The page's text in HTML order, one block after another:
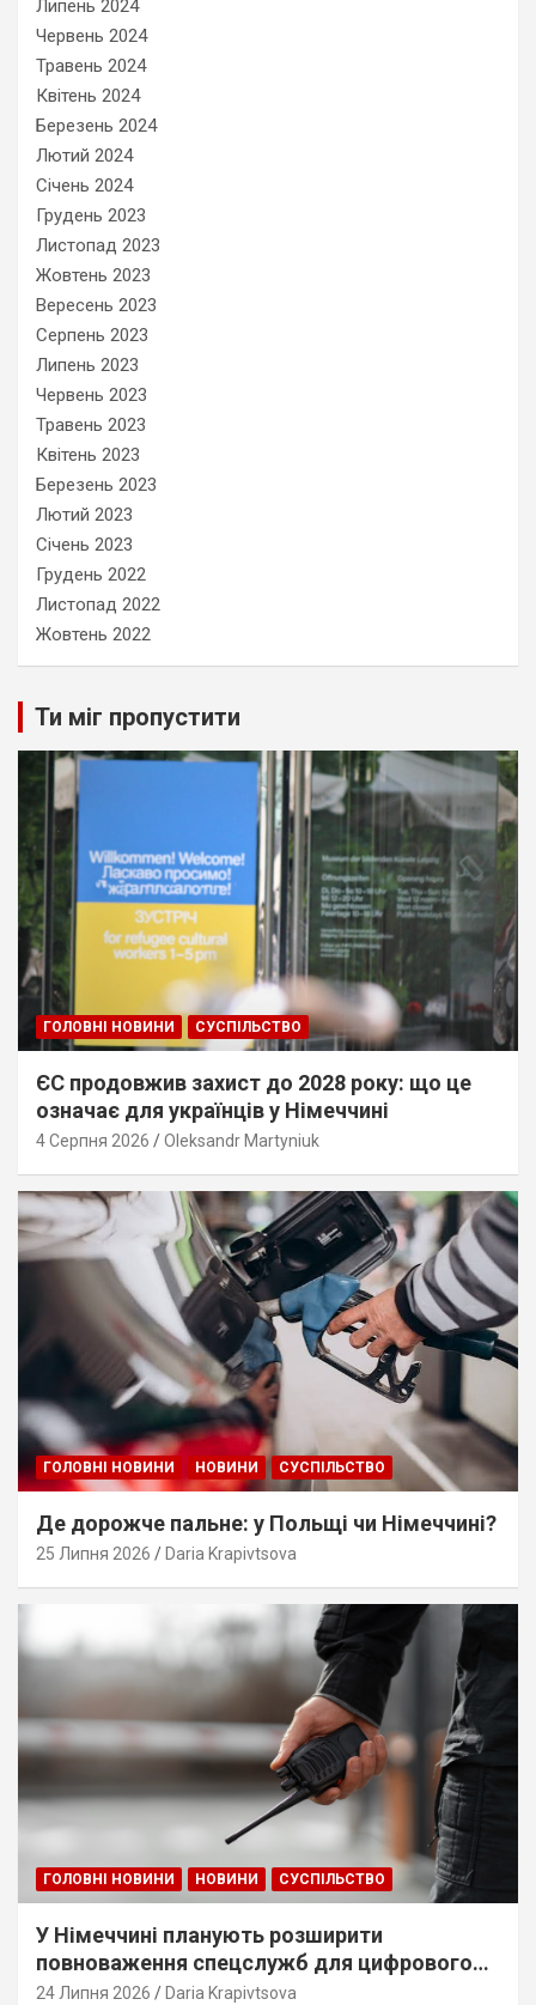
Липень 2024
Червень 2024
Травень 2024
Квітень 2024
Березень 2024
Лютий 2024
Січень 2024
Грудень 2023
Листопад 2023
Жовтень 2023
Вересень 2023
Серпень 2023
Липень 2023
Червень 2023
Травень 2023
Квітень 2023
Березень 2023
Лютий 2023
Січень 2023
Грудень 2022
Листопад 2022
Жовтень 2022
Ти міг пропустити
ГОЛОВНІ НОВИНИ СУСПІЛЬСТВО
ЄС продовжив захист до 2028 року: що це
означає для українців у Німеччині
4 Серпня 2026 Oleksandr Martyniuk
ГОЛОВНІ НОВИНИ НОВИНИ СУСПІЛЬСТВО
Де дорожче пальне: у Польщі чи Німеччині?
25 Липня 2026 Daria Krapivtsova
ГОЛОВНІ НОВИНИ НОВИНИ СУСПІЛЬСТВО
У Німеччині планують розширити
повноваження спецслужб для цифрового
стеження
24 Липня 2026 Daria Krapivtsova